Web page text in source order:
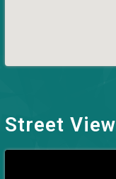
Street View